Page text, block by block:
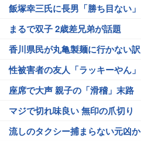
飯塚幸三氏に長男「勝ち目ない」
まるで双子 2歳差兄弟が話題
香川県民が丸亀製麺に行かない訳
性被害者の友人「ラッキーやん」
座席で大声 親子の「滑稽」末路
マジで切れ味良い 無印の爪切り
流しのタクシー捕まらない元凶か